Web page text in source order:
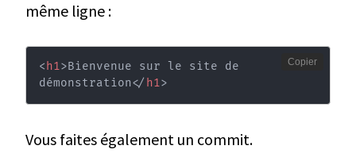
même ligne :
< h1>Bienvenue sur le site de
démonstration</ h1>
Copier
Vous faites également un commit.